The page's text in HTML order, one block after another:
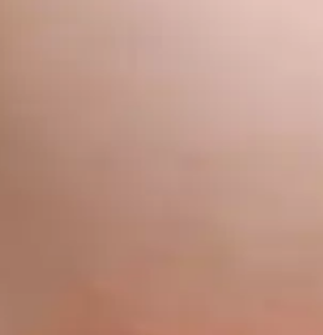
saç ve sakal beyazlıklarını
Çözüm Sunan Doğal
kolay, ferahlatıcı ve güvenilir bir
Dayanıklı Rutinler
ürün seçimi, yoğun yaşam
Kirpik Kıvırma
Heroine Make Long & Curl